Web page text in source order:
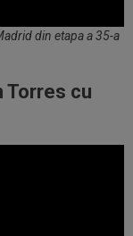
din etapa a 35-a
Torres cu